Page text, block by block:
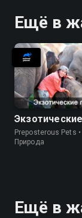
Ещё в
Preposterous Pets
Природа
Ещё в